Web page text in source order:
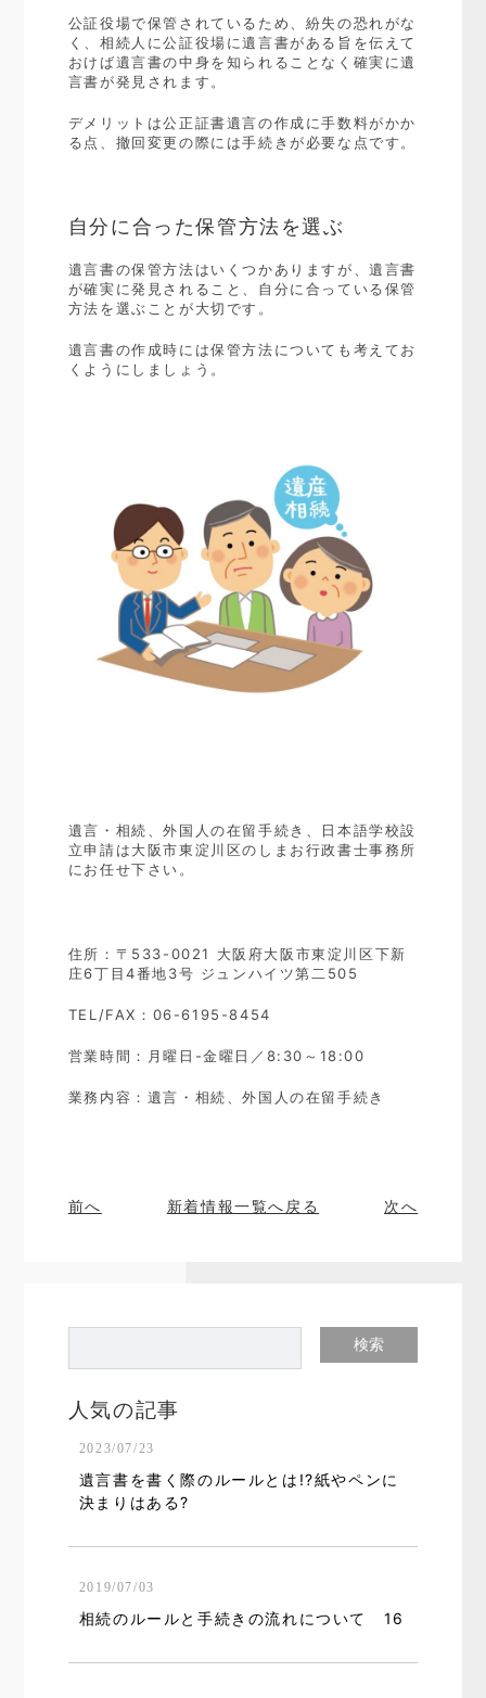
公証役場で保管されているため、紛失の恐れがな
く、相続人に公証役場に遺言書がある旨を伝えて
おけば遺言書の中身を知られることなく確実に遺
言書が発見されます。
デメリットは公正証書遺言の作成に手数料がかか
る点、撤回変更の際には手続きが必要な点です。
自分に合った保管方法を選ぶ
遺言書の保管方法はいくつかありますが、遺言書
が確実に発見されること、自分に合っている保管
方法を選ぶことが大切です。
遺言書の作成時には保管方法についても考えてお
くようにしましょう。
遺言・相続、外国人の在留手続き、日本語学校設
立申請は大阪市東淀川区のしまお行政書士事務所
にお任せ下さい。
住所：〒533-0021 大阪府大阪市東淀川区下新
庄6丁目4番地3号 ジュンハイツ第二505
TEL/FAX：06-6195-8454
営業時間：月曜日-金曜日／8:30～18:00
業務内容：遺言・相続、外国人の在留手続き
前へ 新着情報一覧へ戻る 次へ
人気の記事
2023/07/23
遺言書を書く際のルールとは!?紙やペンに
決まりはある?
2019/07/03
相続のルールと手続きの流れについて 16